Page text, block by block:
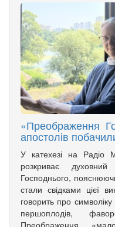
«Преображення
апостолів
У катехезі на Радіо
розкриває
Господнього,
стали свідками цієї
говорить про
першоплодів,